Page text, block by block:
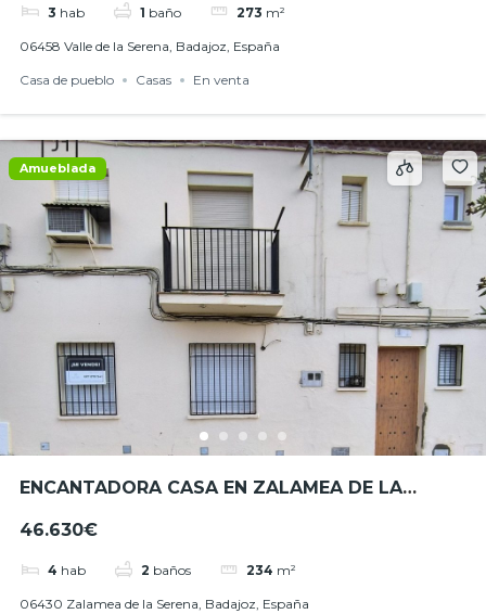
3 hab 1 baño 273 m²
06458 Valle de la Serena, Badajoz, España
Casa de pueblo Casas En venta
Amueblada
ENCANTADORA CASA EN ZALAMEA DE LA
46.630€
4 hab 2 baños 234 m²
06430 Zalamea de la Serena, Badajoz, España